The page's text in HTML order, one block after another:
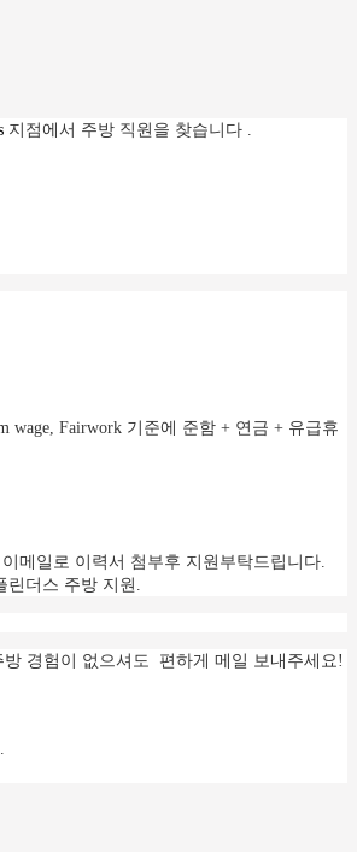
지점에서 주방 직원을 찾습니다 .
wage, Fairwork 기준에 준함 + 연금 + 유급휴
이메일로 이력서 첨부후 지원부탁드립니다.
린더스 주방 지원.
방 경험이 없으셔도 편하게 메일 보내주세요!